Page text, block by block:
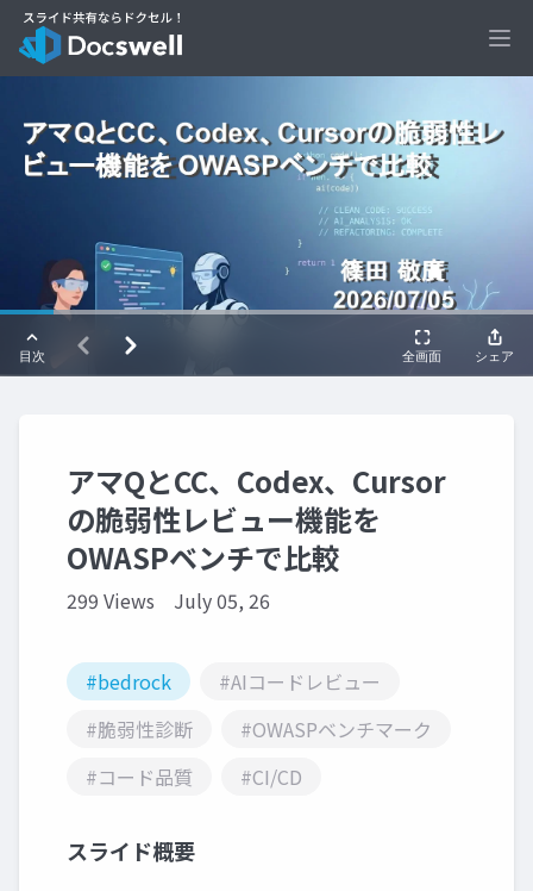
アマQとCC、Codex、Cursor
の脆弱性レビュー機能を
OWASPベンチで比較
299 Views July 05, 26
#bedrock
#AIコードレビュー
#脆弱性診断
#OWASPベンチマーク
#コード品質
#CI/CD
スライド概要